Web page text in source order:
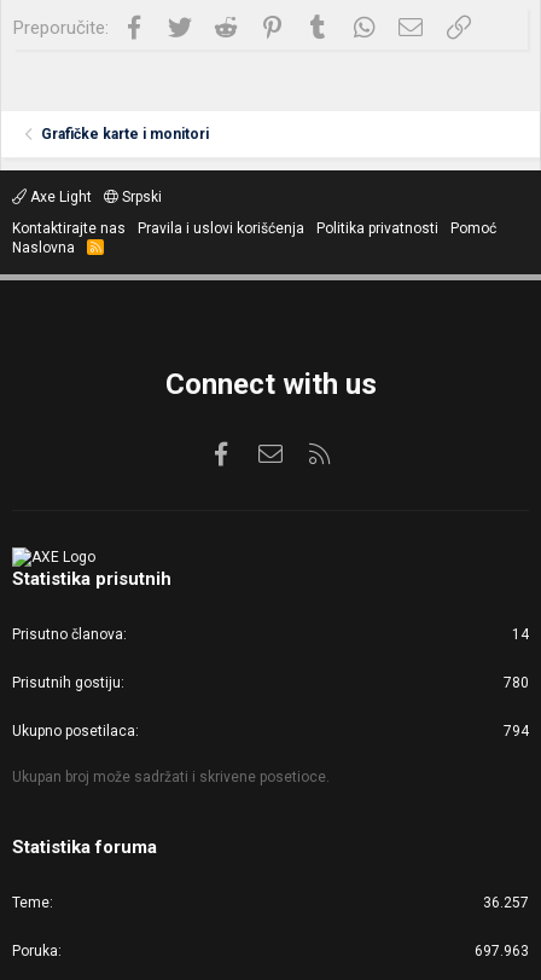
Preporučite: Facebook
Twitter Reddit PinterestTumblrWhatsApp
Imejl Link
Grafičke karte i monitori
Axe Light
Srpski
Kontaktirajte nas
Pravila i uslovi korišćenja Politika privatnosti
Pomoć
Naslovna
R
S
Connect with us
FacebookKontaktirajte nas
Statistika prisutnih
Prisutno članova 14
Prisutnih gostiju 780
Ukupno posetilaca 794
Ukupan broj može sadržati i skrivene posetioce.
Statistika foruma
Teme 36.257
Poruka 697.963